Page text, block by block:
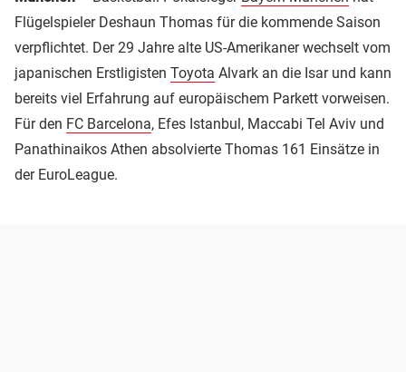
Flügelspieler Deshaun Thomas für die kommende Saison
verpflichtet. Der 29 Jahre alte US-Amerikaner wechselt vom
japanischen Erstligisten Toyota Alvark an die Isar und kann
bereits viel Erfahrung auf europäischem Parkett vorweisen.
Für den FC Barcelona, Efes Istanbul, Maccabi Tel Aviv und
Panathinaikos Athen absolvierte Thomas 161 Einsätze in
der EuroLeague.